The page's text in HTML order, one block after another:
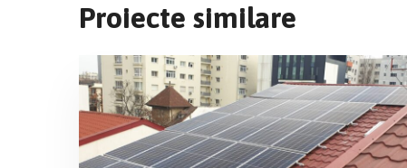
Proiecte similare